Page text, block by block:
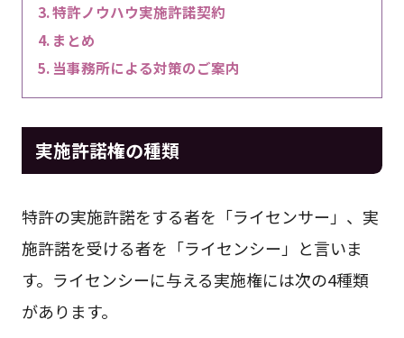
特許ノウハウ実施許諾契約
まとめ
当事務所による対策のご案内
実施許諾権の種類
特許の実施許諾をする者を「ライセンサー」、実
施許諾を受ける者を「ライセンシー」と言いま
す。ライセンシーに与える実施権には次の4種類
があります。